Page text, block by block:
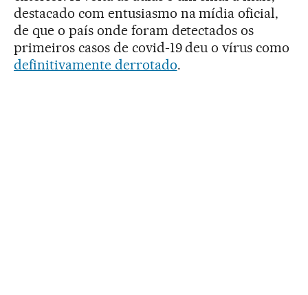
destacado com entusiasmo na mídia oficial,
de que o país onde foram detectados os
primeiros casos de covid-19 deu o vírus como
definitivamente derrotado.